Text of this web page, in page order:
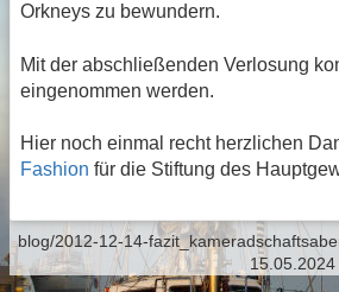
Orkneys zu bewundern.
Mit der abschließenden Verlosung
eingenommen werden.
Hier noch einmal recht herzlichen
Fashion für die Stiftung des
blog/2012-12-14-